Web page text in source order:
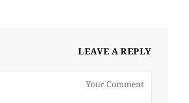
LEAVE A REPLY